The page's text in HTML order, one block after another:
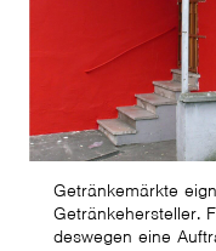
Getränkemärkte
Getränkehersteller.
deswegen eine